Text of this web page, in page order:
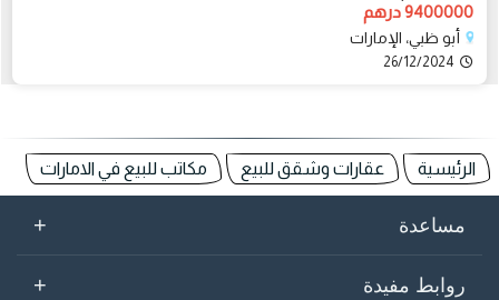
9400000 درهم
أبو ظبي، الإمارات
26/12/2024
الرئيسية عقارات وشقق للبيع مكاتب للبيع في الامارات
مساعدة +
روابط مفيدة +